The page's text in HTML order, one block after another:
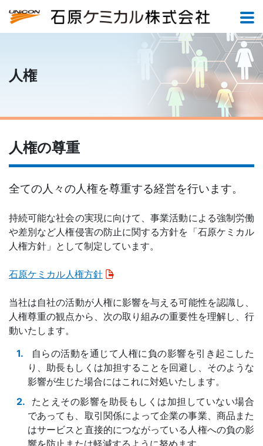
人権
人権の尊重
全ての人々の人権を尊重する経営を行います。
持続可能な社会の実現に向けて、事業活動による強制労働
や差別など人権侵害の防止に関する方針を「石原ケミカル
人権方針」として制定しています。
石原ケミカル人権方針
当社は自社の活動が人権に影響を与える可能性を認識し、
人権尊重の観点から、次の取り組みの重要性を理解し、行
動いたします。
自らの活動を通じて人権に負の影響を引き起こした
り、助長もしくは加担することを回避し、そのような
影響が生じた場合にはこれに対処いたします。
たとえその影響を助長もしくは加担していない場合
であっても、取引関係によって企業の事業、商品また
はサービスと直接的につながっている人権への負の影
響を防止または軽減するように努めます。